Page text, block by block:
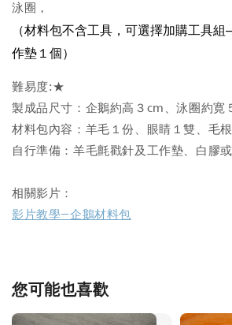
泳圈，
（材料包不含工具，可選擇加購工具
作墊１個）
難易度:★
製成品尺寸：企鵝約高３cm、泳圈約寛
材料包內容：羊毛１份、眼睛１雙、毛
自行準備：羊毛氈戳針及工作墊、白膠
相關影片：
影片教學—企鵝材料包
您可能也喜歡